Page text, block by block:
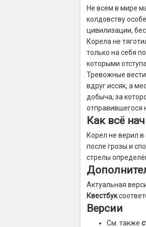
Не всем в мире
колдовству
цивилизации,
Корела не
только на себя
которыми
Тревожные
вдруг иссяк, а
добыча, за
отправившегося
Как всё
Корел не верил
после грозы и
стрелы
Актуальная
Квестбук
Версии
См. также